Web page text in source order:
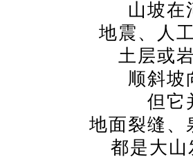
山坡在
地震、人
土层或
顺斜坡
但它
地面裂缝、
都是大山